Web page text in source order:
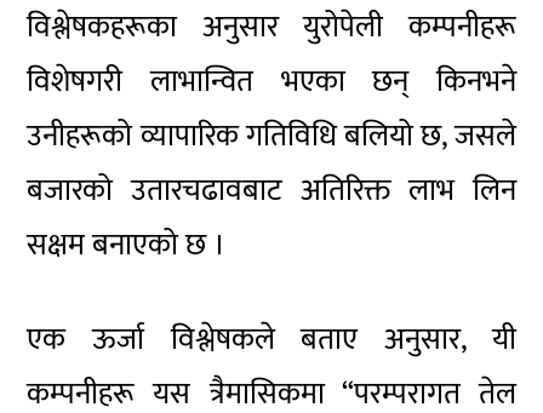
विश्लेषकहरूका अनुसार युरोपेली कम्पनीहरू
विशेषगरी लाभान्वित भएका छन् किनभने
उनीहरूको व्यापारिक गतिविधि बलियो छ, जसले
बजारको उतारचढावबाट अतिरिक्त लाभ लिन
सक्षम बनाएको छ ।
एक ऊर्जा विश्लेषकले बताए अनुसार, यी
कम्पनीहरू यस त्रैमासिकमा “परम्परागत तेल